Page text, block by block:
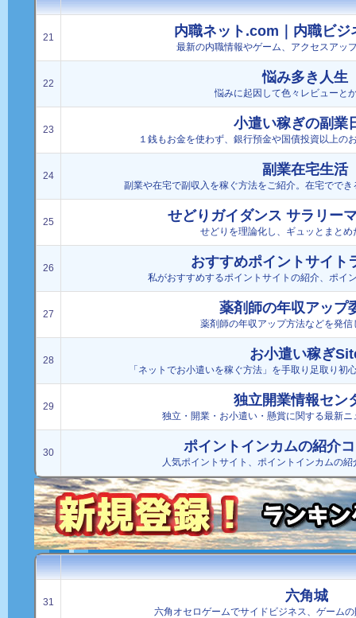
21 内職ネット.com｜内職ビジ
最新の内職情報やゲーム、アクセスアッ
22 悩み多き人生
悩みに起因して色々レビューと
23 小遣い稼ぎの副業
１銭もお金を使わず、銀行預金や国債投資以上の
24 副業在宅生活
副業や在宅で副収入を稼ぐ方法をご紹介。在宅でで
25 せどりガイダンス サラリー
せどりを理論化し、ギュッとまとめ
26 おすすめポイントサイト
私がおすすめするポイントサイトの紹介、ポイ
27 薬剤師の年収アップ
薬剤師の年収アップ方法などを発信
28 お小遣い稼ぎ
「ネットでお小遣いを稼ぐ方法」を手取り足取り初
29 独立開業情報セン
独立・開業・お小遣い・懸賞に関する最新
30 ポイントインカムの紹介
人気ポイントサイト、ポイントインカムの
31 六角城
六角オセロゲームでサイドビジネス、ゲーム